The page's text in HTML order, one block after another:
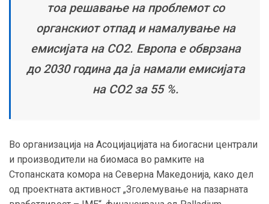
тоа решавање на проблемот со
органскиот отпад и намалување на
емисијата на CO2. Европа е обврзана
до 2030 година да ја намали емисијата
на CO2 за 55 %.
Во организација на Асоцијацијата на биогасни централи
и производители на биомаса во рамките на
Стопанската комора на Северна Македонија, како дел
од проектната активност „Зголемување на пазарната